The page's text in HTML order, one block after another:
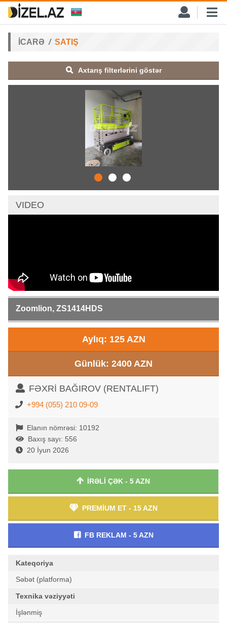
İCARƏ SATIŞ
Axtarış filterlərini göstər
VIDEO
Zoomlion, ZS1414HDS
Aylıq: 125 AZN
Günlük: 2400 AZN
FƏXRİ BAĞIROV (RENTALIFT)
+994 (055) 210 09-09
Elanın nömrəsi: 10192
Baxış sayı: 556
20 İyun 2026
İRƏLİ ÇƏK - 5 AZN
PREMİUM ET - 15 AZN
FB REKLAM - 5 AZN
Kateqoriya
Səbət (platforma)
Texnika vəziyyəti
İşlənmiş